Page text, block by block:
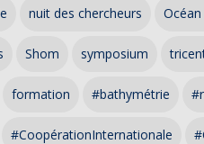
nuit des chercheurs
Shom symposium
formation #bathymétrie
#CoopérationInternationale